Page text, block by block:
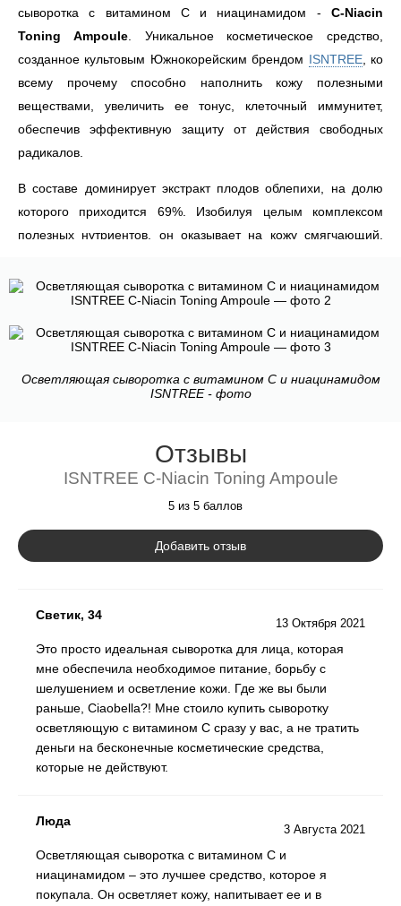
сыворотка с витамином С и ниацинамидом - C-Niacin
Toning Ampoule. Уникальное косметическое средство,
созданное культовым Южнокорейским брендом ISNTREE, ко
всему прочему способно наполнить кожу полезными
веществами, увеличить ее тонус, клеточный иммунитет,
обеспечив эффективную защиту от действия свободных
радикалов.
В составе доминирует экстракт плодов облепихи, на долю
которого приходится 69%. Изобилуя целым комплексом
полезных нутриентов, он оказывает на кожу смягчающий,
сухость и шелушение, улучшить защитные возможности и
тонус. В качестве нутриента, оказывающего омолаживающий
эффект, используется ниацинамид, препятствующий
дегидратации клеток, осветляющий кожу и сужающий поры.
Кроме того, данное вещество стимулирует образование
организмом собственных коллагеновых волокон из-за чего
Восполнение нехватки трансэпидермальной жидкости берет
на себя экстракт листьев алоэ вера. К тому же, именно он
насыщает клетки полезными нутриентами, улучшает
клеточный иммунитет и восстанавливает защитные
возможности эпидермиса. Для того, чтобы влага не
успешно борется со свободными радикалами, а также
снижает выраженность мимических морщин, делая
эпидермис гладким, подтянутым и бархатистым.
Осветляющая сыворотка с витамином С и ниацинамидом
ISNTREE - фото
Отзывы
ISNTREE C-Niacin Toning Ampoule
5 из 5 баллов
Добавить отзыв
Светик, 34
13 Октября 2021
Это просто идеальная сыворотка для лица, которая
мне обеспечила необходимое питание, борьбу с
шелушением и осветление кожи. Где же вы были
раньше, Ciaobella?! Мне стоило купить сыворотку
осветляющую с витамином С сразу у вас, а не тратить
деньги на бесконечные косметические средства,
которые не действуют.
Люда
3 Августа 2021
Осветляющая сыворотка с витамином С и
ниацинамидом – это лучшее средство, которое я
покупала. Он осветляет кожу, напитывает ее и в